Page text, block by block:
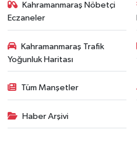
Kahramanmaraş Nöbetçi
Eczaneler
Kahramanmaraş Trafik
Yoğunluk Haritası
Tüm Manşetler
Haber Arşivi